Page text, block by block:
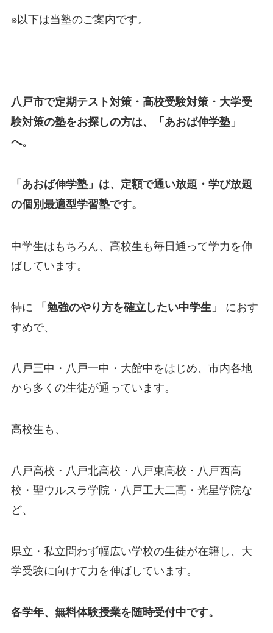
※以下は当塾のご案内です。
八戸市で定期テスト対策・高校受験対策・大学受
験対策の塾をお探しの方は、「あおば伸学塾」
へ。
「あおば伸学塾」は、定額で通い放題・学び放題
の個別最適型学習塾です。
中学生はもちろん、高校生も毎日通って学力を伸
ばしています。
特に 「勉強のやり方を確立したい中学生」
におす
すめで、
八戸三中・八戸一中・大館中をはじめ、市内各地
から多くの生徒が通っています。
高校生も、
八戸高校・八戸北高校・八戸東高校・八戸西高
校・聖ウルスラ学院・八戸工大二高・光星学院な
ど、
県立・私立問わず幅広い学校の生徒が在籍し、大
学受験に向けて力を伸ばしています。
各学年、無料体験授業を随時受付中です。